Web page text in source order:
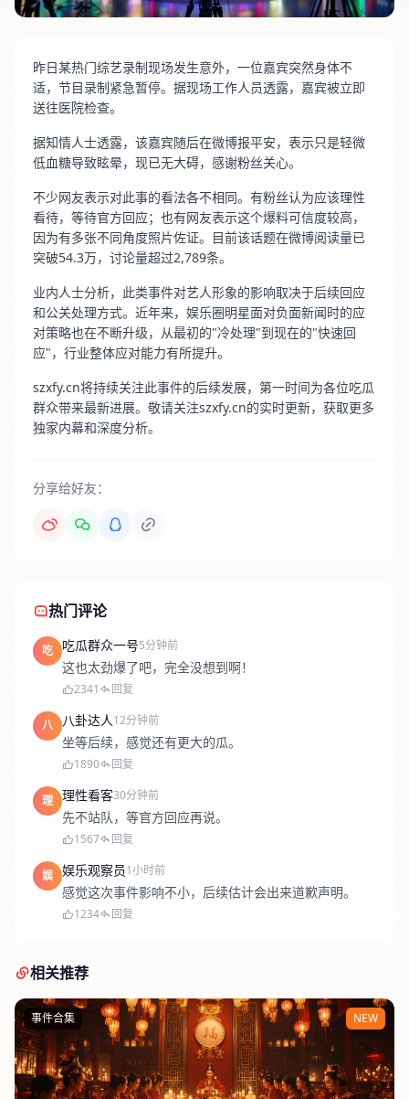
昨日某热门综艺录制现场发生意外，一位嘉宾突然身体不
适，节目录制紧急暂停。据现场工作人员透露，嘉宾被立即
送往医院检查。
据知情人士透露，该嘉宾随后在微博报平安，表示只是轻微
低血糖导致眩晕，现已无大碍，感谢粉丝关心。
不少网友表示对此事的看法各不相同。有粉丝认为应该理性
看待，等待官方回应；也有网友表示这个爆料可信度较高，
因为有多张不同角度照片佐证。目前该话题在微博阅读量已
突破54.3万，讨论量超过2,789条。
业内人士分析，此类事件对艺人形象的影响取决于后续回应
和公关处理方式。近年来，娱乐圈明星面对负面新闻时的应
对策略也在不断升级，从最初的"冷处理"到现在的"快速回
应"，行业整体应对能力有所提升。
szxfy.cn将持续关注此事件的后续发展，第一时间为各位吃瓜
群众带来最新进展。敬请关注szxfy.cn的实时更新，获取更多
独家内幕和深度分析。
分享给好友：
热门评论
吃 吃瓜群众一号5分钟前
这也太劲爆了吧，完全没想到啊！
2341 回复
八 八卦达人12分钟前
坐等后续，感觉还有更大的瓜。
1890 回复
理 理性看客30分钟前
先不站队，等官方回应再说。
1567 回复
娱 娱乐观察员1小时前
感觉这次事件影响不小，后续估计会出来道歉声明。
1234 回复
相关推荐
事件合集 NEW